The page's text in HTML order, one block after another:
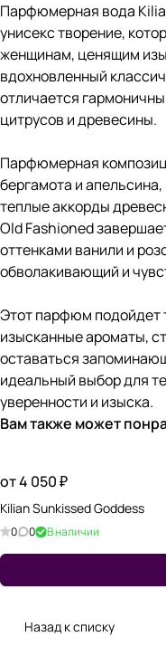
Парфюмерная вода
унисекс творение,
женщинам, ценящим
вдохновленный
отличается
цитрусов и древесины.
Парфюмерная
бергамота и
теплые аккорды
Old Fashioned
оттенками ванили и
обволакивающий и
Этот парфюм подойдет
изысканные ароматы,
оставаться
идеальный выбор для
уверенности и изыска.
Вам также может
от 4 050 ₽
Kilian Sunkissed Goddess
0 0 В наличии
Назад к списку